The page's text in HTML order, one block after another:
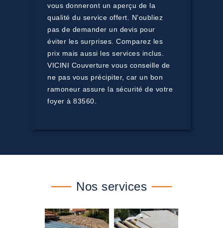
vous donneront un aperçu de la
qualité du service offert. N'oubliez
pas de demander un devis pour
éviter les surprises. Comparez les
prix mais aussi les services inclus.
VICINI Couverture vous conseille de
ne pas vous précipiter, car un bon
ramoneur assure la sécurité de votre
foyer à 83560.
Nos services